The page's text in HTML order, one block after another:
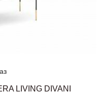
LIVING DIVANI